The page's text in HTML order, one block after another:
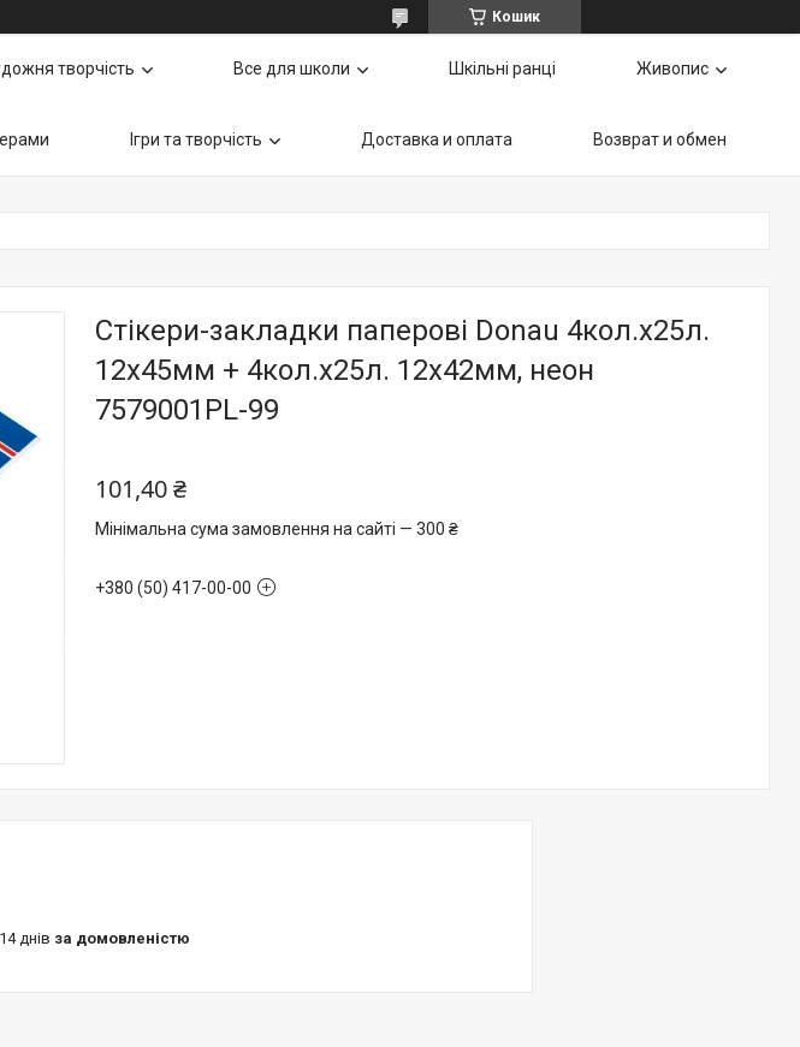
Кошик
творчість Все для школи Шкільні ранці Живопис
Ігри та творчість Доставка и оплата Возврат и обмен
Стікери-закладки паперові Donau 4кол.х25л.
12х45мм + 4кол.х25л. 12х42мм, неон
7579001PL-99
101,40 ₴
Мінімальна сума замовлення на сайті — 300 ₴
+380 (50) 417-00-00
днів за домовленістю